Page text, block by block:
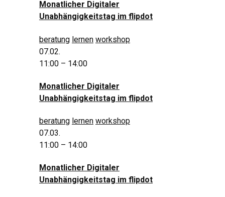
Monatlicher Digitaler
Unabhängigkeitstag im flipdot
beratung lernen workshop
07.02.
11:00 – 14:00
Monatlicher Digitaler
Unabhängigkeitstag im flipdot
beratung lernen workshop
07.03.
11:00 – 14:00
Monatlicher Digitaler
Unabhängigkeitstag im flipdot